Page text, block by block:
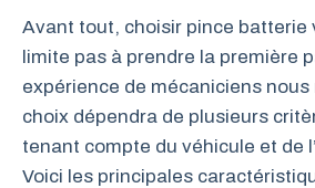
Avant tout, choisir pince batterie
limite pas à prendre la première
expérience de mécaniciens nous
choix dépendra de plusieurs
tenant compte du véhicule et de
Voici les principales